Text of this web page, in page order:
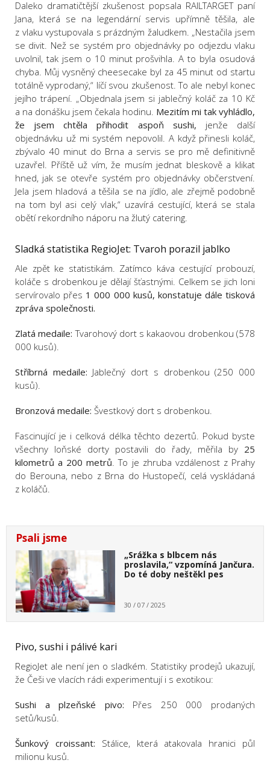
Daleko dramatičtější zkušenost popsala RAILTARGET paní
Jana, která se na legendární servis upřímně těšila, ale
z vlaku vystupovala s prázdným žaludkem. „Nestačila jsem
se divit. Než se systém pro objednávky po odjezdu vlaku
uvolnil, tak jsem o 10 minut prošvihla. A to byla osudová
chyba. Můj vysněný cheesecake byl za 45 minut od startu
totálně vyprodaný,“ líčí svou zkušenost. To ale nebyl konec
jejího trápení. „Objednala jsem si jablečný koláč za 10 Kč
a na donášku jsem čekala hodinu. Mezitím mi tak vyhládlo,
že jsem chtěla přihodit aspoň sushi, jenže další
objednávku už mi systém nepovolil. A když přinesli koláč,
zbývalo 40 minut do Brna a servis se pro mě definitivně
uzavřel. Příště už vím, že musím jednat bleskově a klikat
hned, jak se otevře systém pro objednávky občerstvení.
Jela jsem hladová a těšila se na jídlo, ale zřejmě podobně
na tom byl asi celý vlak,“ uzavírá cestující, která se stala
obětí rekordního náporu na žlutý catering.
Sladká statistika RegioJet: Tvaroh porazil jablko
Ale zpět ke statistikám. Zatímco káva cestující probouzí,
koláče s drobenkou je dělají šťastnými. Celkem se jich loni
servírovalo přes 1 000 000 kusů, konstatuje dále tisková
zpráva společnosti.
Zlatá medaile: Tvarohový dort s kakaovou drobenkou (578
000 kusů).
Stříbrná medaile: Jablečný dort s drobenkou (250 000
kusů).
Bronzová medaile: Švestkový dort s drobenkou.
Fascinující je i celková délka těchto dezertů. Pokud byste
všechny loňské dorty postavili do řady, měřila by 25
kilometrů a 200 metrů. To je zhruba vzdálenost z Prahy
do Berouna, nebo z Brna do Hustopečí, celá vyskládaná
z koláčů.
Psali jsme
„Srážka s blbcem nás
proslavila,“ vzpomíná Jančura.
Do té doby neštěkl pes
30 / 07 / 2025
Pivo, sushi i pálivé kari
RegioJet ale není jen o sladkém. Statistiky prodejů ukazují,
že Češi ve vlacích rádi experimentují i s exotikou:
Sushi a plzeňské pivo: Přes 250 000 prodaných
setů/kusů.
Šunkový croissant: Stálice, která atakovala hranici půl
milionu kusů.